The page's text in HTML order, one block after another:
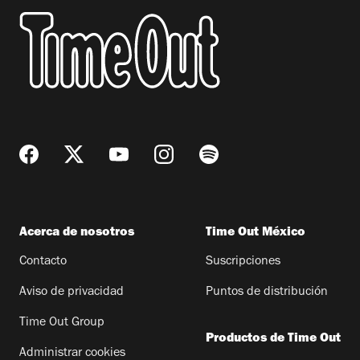
Acerca de nosotros
Contacto
Aviso de privacidad
Time Out Group
Administrar cookies
Time Out México
Suscripciones
Puntos de distribución
Productos de Time Out